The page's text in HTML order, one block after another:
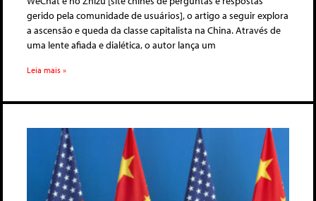
gerido pela comunidade de usuários], o artigo a seguir explora
a ascensão e queda da classe capitalista na China. Através de
uma lente afiada e dialética, o autor lança um
Leia mais »